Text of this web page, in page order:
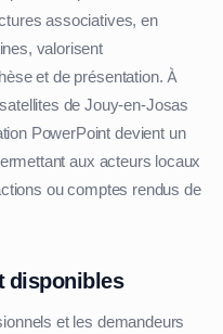
associatives, en
valorisent
et de présentation. À
de Jouy-en-Josas
PowerPoint devient un
aux acteurs locaux
ou comptes rendus de
disponibles
et les demandeurs